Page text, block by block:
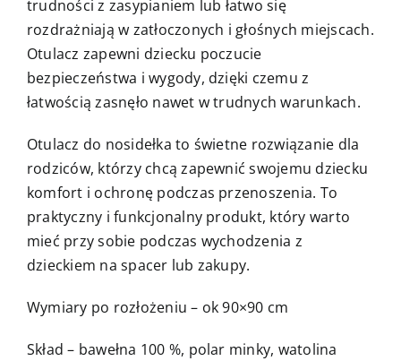
trudności z zasypianiem lub łatwo się
rozdrażniają w zatłoczonych i głośnych miejscach.
Otulacz zapewni dziecku poczucie
bezpieczeństwa i wygody, dzięki czemu z
łatwością zasnęło nawet w trudnych warunkach.
Otulacz do nosidełka to świetne rozwiązanie dla
rodziców, którzy chcą zapewnić swojemu dziecku
komfort i ochronę podczas przenoszenia. To
praktyczny i funkcjonalny produkt, który warto
mieć przy sobie podczas wychodzenia z
dzieckiem na spacer lub zakupy.
Wymiary po rozłożeniu – ok 90×90 cm
Skład – bawełna 100 %, polar minky, watolina